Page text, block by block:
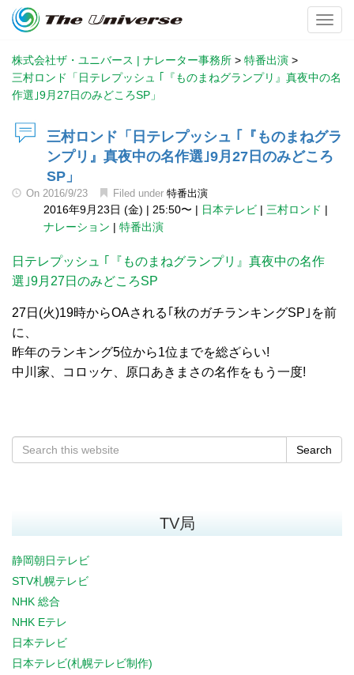
株式会社ザ・ユニバース | ナレーター事務所 > 特番出演 >
三村ロンド「日テレプッシュ ｢『ものまねグランプリ』真夜中の名
作選｣9月27日のみどころSP」
三村ロンド「日テレプッシュ ｢『ものまねグラ
ンプリ』真夜中の名作選｣9月27日のみどころ
SP」
On 2016/9/23 Filed under 特番出演
2016年9月23日 (金) | 25:50〜 | 日本テレビ | 三村ロンド |
ナレーション | 特番出演
日テレプッシュ ｢『ものまねグランプリ』真夜中の名作
選｣9月27日のみどころSP
27日(火)19時からOAされる｢秋のガチランキングSP｣を前
に、
昨年のランキング5位から1位までを総ざらい!
中川家、コロッケ、原口あきまさの名作をもう一度!
Search
TV局
静岡朝日テレビ
STV札幌テレビ
NHK 総合
NHK Eテレ
日本テレビ
日本テレビ(札幌テレビ制作)